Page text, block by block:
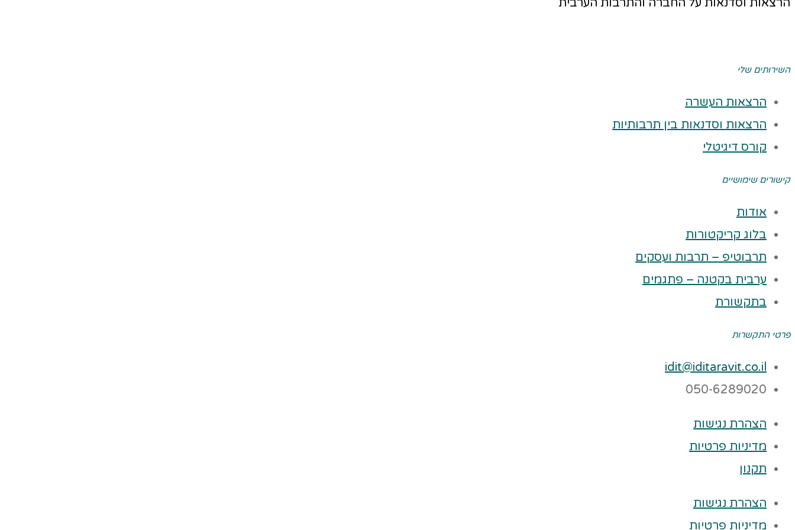
הרצאות וסדנאות על החברה והתרבות הערבית
השירותים שלי
הרצאות העשרה
הרצאות וסדנאות בין תרבותיות
קורס דיגיטלי
קישורים שימושיים
אודות
בלוג קריקטורות
תרבוטיפ – תרבות ועסקים
ערבית בקטנה – פתגמים
בתקשורת
פרטי התקשרות
idit@iditaravit.co.il
050-6289020
הצהרת נגישות
מדיניות פרטיות
תקנון
הצהרת נגישות
מדיניות פרטיות